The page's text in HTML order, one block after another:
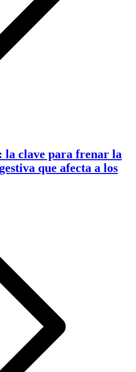
clave para frenar la
que afecta a los